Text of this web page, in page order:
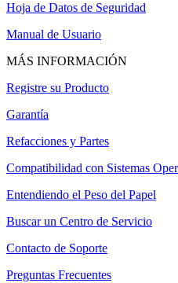
Hoja de Datos de Seguridad
Manual de Usuario
MÁS INFORMACIÓN
Registre su Producto
Garantía
Refacciones y Partes
Compatibilidad con Sistemas
Entendiendo el Peso del Papel
Buscar un Centro de Servicio
Contacto de Soporte
Preguntas Frecuentes